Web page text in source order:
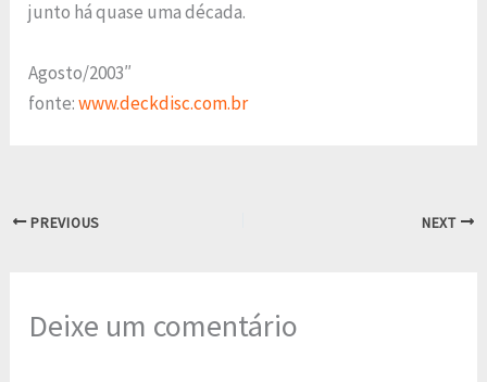
junto há quase uma década.
Agosto/2003″
fonte:www.deckdisc.com.br
PREVIOUS NEXT
Deixe um comentário